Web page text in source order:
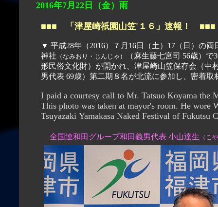
2016年7月 22 日（金）雨
■■■ 「津屋崎祇園山笠'１６」速報！ ■■■
▼ 平成28年（2016）７月16日（土）17（日）の両
神社 （なみおり・じんじゃ）
（麻生藤七宮
形民俗文化財）が開かれ、津屋崎山笠保存会（中村周一会長 73歳）の協力を得て、全国連和
男代表 69歳）第二期８名が北流に参加し、密着
I paid a courtesy call to Mr. Tatsuo Koyama the Mayer of Fukutsu wearing Wada happi coat
This photo was taken at mayor's room. He wore Wada happi and welcomed All Japan Wada Group to
全国連和田グループ和田義男代表 小山達生 （こ